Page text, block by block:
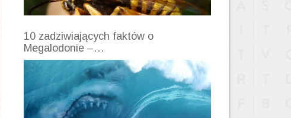
10 zadziwiających faktów o
Megalodonie –…